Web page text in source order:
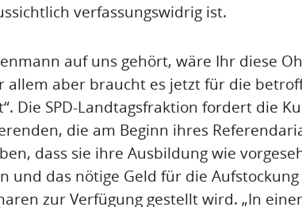
verfassungswidrig ist.
auf uns gehört, wäre Ihr diese
allem aber braucht es jetzt für die
Die SPD-Landtagsfraktion fordert die
die am Beginn ihres
dass sie ihre Ausbildung wie
und das nötige Geld für die
zur Verfügung gestellt wird. „In